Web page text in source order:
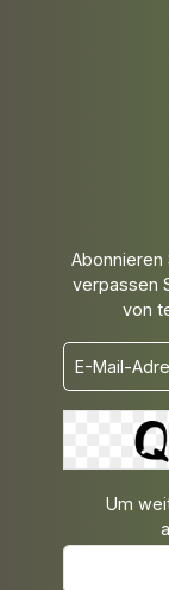
verpassen
von
Um